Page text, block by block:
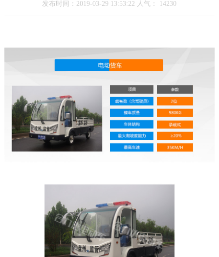
发布时间：2019-03-29 13:53:22 人气： 14230